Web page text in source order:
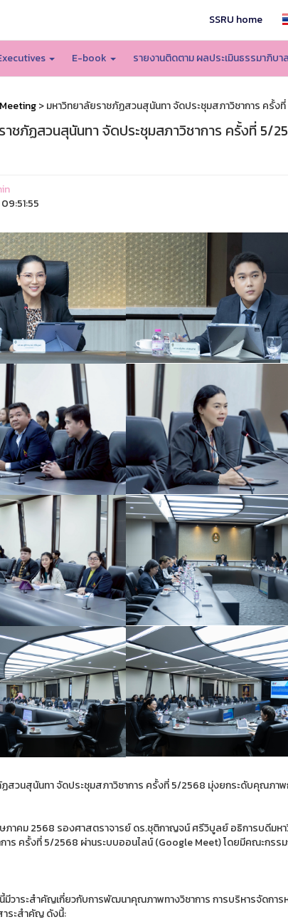
SSRU home
E-book รายงานติดตาม ผลประเมินธรรมาภิบาล
Meeting> มหาวิทยาลัยราชภัฏสวนสุนันทา จัดประชุมสภาวิชาการ ครั้
าชภัฏสวนสุนันทา จัดประชุมสภาวิชาการ ครั้งที่
สวนสุนันทา จัดประชุมสภาวิชาการ ครั้งที่ 5/2568 มุ่งยกระดับคุณภา
ภาคม 2568 รองศาสตราจารย์ ดร.ชุติกาญจน์ ศรีวิบูลย์ อธิการบดีมห
าร ครั้งที่ 5/2568 ผ่านระบบออนไลน์ (Google Meet) โดยมีคณะกรร
มีวาระสำคัญเกี่ยวกับการพัฒนาคุณภาพทางวิชาการ การบริหารจัดก
ระสำคัญ ดังนี้: